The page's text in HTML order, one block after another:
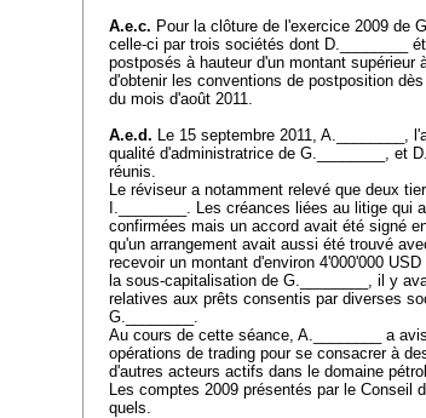
A.e.c. Pour la clôture de l'exercice 2009 de
celle-ci par trois sociétés dont D.________
postposés à hauteur d'un montant supérieur
d'obtenir les conventions de postposition
du mois d'août 2011.
A.e.d. Le 15 septembre 2011, A.________,
qualité d'administratrice de G.________, et
réunis.
Le réviseur a notamment relevé que deux
I.________. Les créances liées au litige
confirmées mais un accord avait été signé
qu'un arrangement avait aussi été trouvé
recevoir un montant d'environ 4'000'000
la sous-capitalisation de G.________, il y
relatives aux prêts consentis par diverses
G.________.
Au cours de cette séance, A.________ a
opérations de trading pour se consacrer à
d'autres acteurs actifs dans le domaine
Les comptes 2009 présentés par le Conseil
quels.